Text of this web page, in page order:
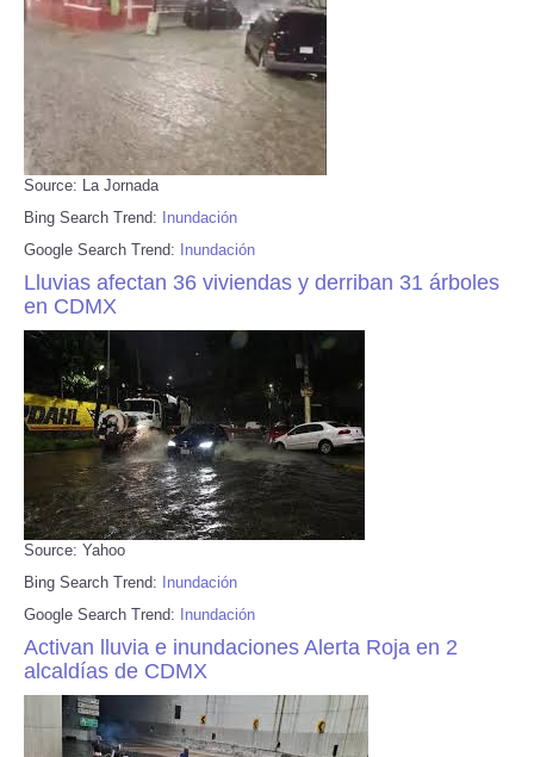
Source: La Jornada
Bing Search Trend: Inundación
Google Search Trend: Inundación
Lluvias afectan 36 viviendas y derriban 31 árboles
en CDMX
Source: Yahoo
Bing Search Trend: Inundación
Google Search Trend: Inundación
Activan lluvia e inundaciones Alerta Roja en 2
alcaldías de CDMX